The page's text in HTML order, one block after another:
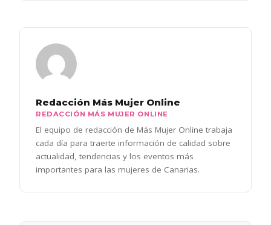
Redacción Más Mujer Online
REDACCIÓN MÁS MUJER ONLINE
El equipo de redacción de Más Mujer Online trabaja
cada día para traerte información de calidad sobre
actualidad, tendencias y los eventos más
importantes para las mujeres de Canarias.